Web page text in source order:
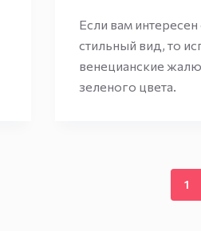
Если вам
стильный вид, то
венецианские
зеленого цвета.
1